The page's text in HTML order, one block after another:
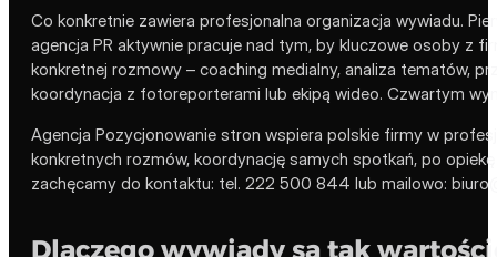
Co konkretnie zawiera profesjonalna organizacja wywiadu.
agencja PR aktywnie pracuje nad tym, by kluczowe osoby z
konkretnej rozmowy – coaching medialny, analiza tematów,
koordynacja z fotoreporterami lub ekipą wideo. Czwartym
Agencja Pozycjonowanie stron wspiera polskie firmy w
konkretnych rozmów, koordynację samych spotkań, po
zachęcamy do kontaktu: tel. 222 500 844 lub mailowo:
Dlaczego wywiady są tak